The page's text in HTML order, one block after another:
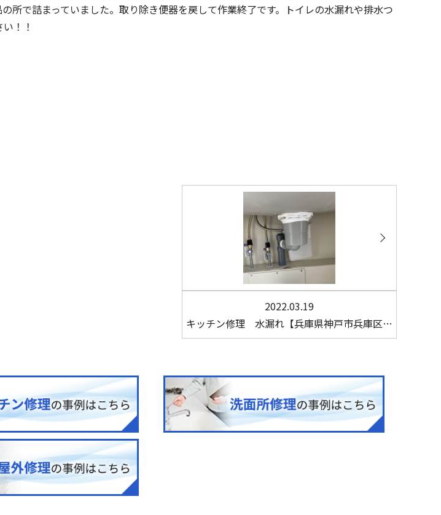
所で詰まっていました。取り除き便器を戻して作業終了です。トイレの水漏れや排水つ
！！
2022.03.19
キッチン修理 水漏れ【兵庫県神戸市兵庫区…